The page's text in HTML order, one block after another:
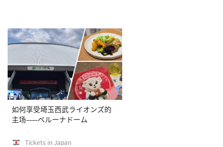
如何享受埼玉西武ライオンズ的
主场——ベルーナドーム
Tickets in Japan